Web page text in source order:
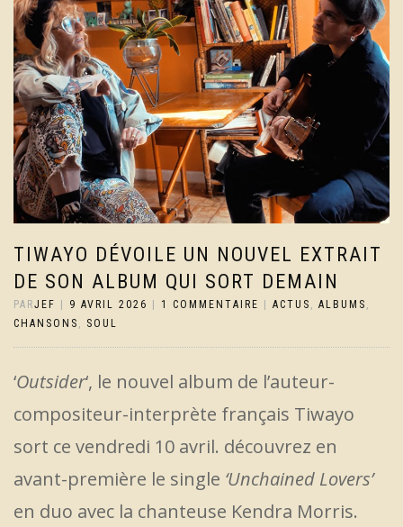
TIWAYO DÉVOILE UN NOUVEL EXTRAIT
DE SON ALBUM QUI SORT DEMAIN
PARJEF | 9 AVRIL 2026 | 1 COMMENTAIRE | ACTUS ALBUMS
CHANSONS
SOUL
‘Outsider‘, le nouvel album de l’auteur-
compositeur-interprète français Tiwayo
sort ce vendredi 10 avril. découvrez en
avant-première le single ‘Unchained Lovers’
en duo avec la chanteuse Kendra Morris.